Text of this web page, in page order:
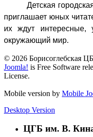
Детская
приглашает юных
их ждут интересные,
окружающий мир.
© 2026 Борисоглебская
Joomla! is Free Software
License.
Mobile version by Mobile
Desktop Version
ЦГБ им. В.